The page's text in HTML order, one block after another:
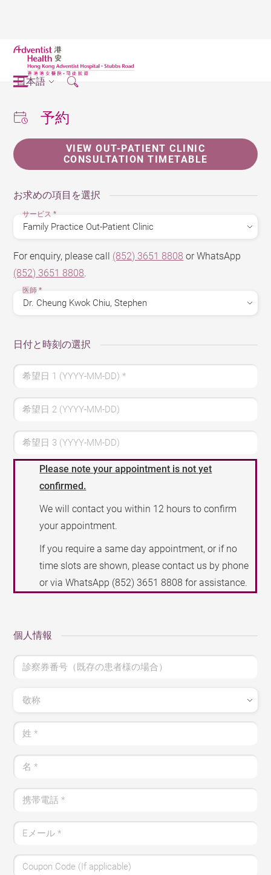
日本語
予約
VIEW OUT-PATIENT CLINIC
CONSULTATION TIMETABLE
お求めの項目を選択
サービス*
For enquiry, please call (852) 3651 8808 or WhatsApp
(852) 3651 8808.
医師*
日付と時刻の選択
希望日 1 (YYYY-MM-DD)*
希望日 2 (YYYY-MM-DD)
希望日 3 (YYYY-MM-DD)
Please note your appointment is not yet
confirmed.
We will contact you within 12 hours to confirm
your appointment.
If you require a same day appointment, or if no
time slots are shown, please contact us by phone
or via WhatsApp (852) 3651 8808 for assistance.
個人情報
診察券番号（既存の患者様の場合）
敬称
姓*
名*
携帯電話*
Eメール*
Coupon Code (If applicable)